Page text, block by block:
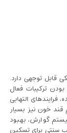
قابل ‌توجهی دارد.
ترکیبات فعال
فرایندهای التهابی
قند خون نیز بسیار
گوارش، بهبود
سنتی برای تسکین